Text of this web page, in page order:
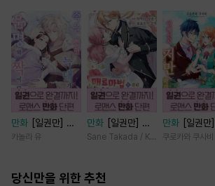
만화
[일권만] 죽
을 뻔한 늑대가 운
카놀라 유
만화
[일권만] 매
료 마법에 걸린 척
사랑꾼이 되었습니
Sane Takada / Koki Fuyutsuki
만화
[일권만
게 간섭하지
쿠로카와 쿠사비
당신만을 위한 추천